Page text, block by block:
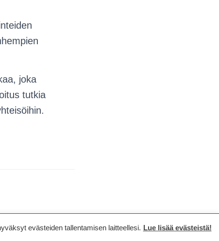
joka
tutkia
evästeiden tallentamisen laitteellesi. Lue lisää evästeistä!